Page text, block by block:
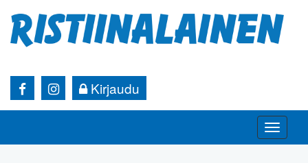
Kirjaudu
Toggle